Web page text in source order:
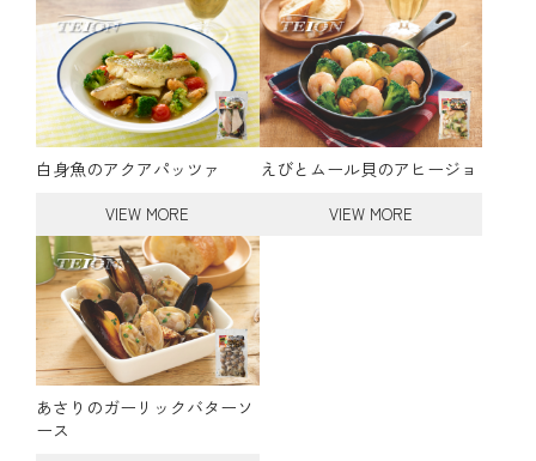
白身魚のアクアパッツァ
VIEW MORE
えびとムール貝のアヒージョ
VIEW MORE
あさりのガーリックバターソ
ース